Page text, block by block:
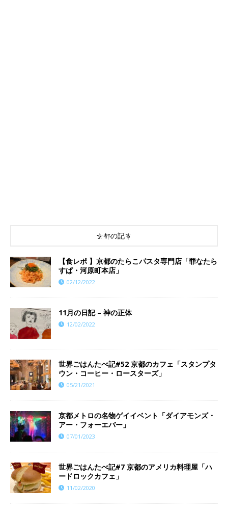
京都の記事
【食レポ 】京都のたらこパスタ専門店「罪なたら
すぱ・河原町本店」
02/12/2022
11月の日記 – 神の正体
12/02/2022
世界ごはんたべ記#52 京都のカフェ「スタンプタ
ウン・コーヒー・ロースターズ」
05/21/2021
京都メトロの名物ゲイイベント「ダイアモンズ・
アー・フォーエバー」
07/01/2023
世界ごはんたべ記#7 京都のアメリカ料理屋「ハ
ードロックカフェ」
11/02/2020